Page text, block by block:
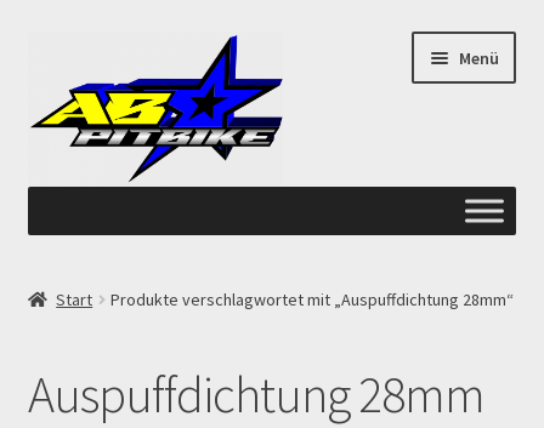
springen
springen
Menü
Checkout
Start Produkte verschlagwortet mit „Auspuffdichtung 28mm“
Auspuffdichtung 28mm